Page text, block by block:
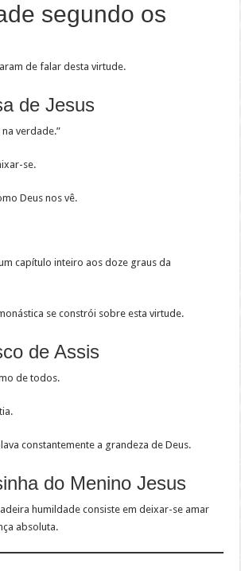
segundo os
de falar desta virtude.
de Jesus
verdade.”
se.
Deus nos vê.
capítulo inteiro aos doze graus da
se constrói sobre esta virtude.
de Assis
de todos.
constantemente a grandeza de Deus.
do Menino Jesus
humildade consiste em deixar-se amar
absoluta.